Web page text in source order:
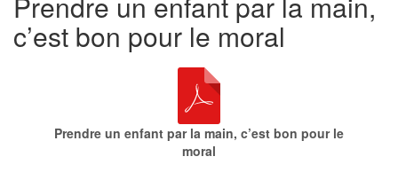
c’est bon pour le moral
Prendre un enfant par la main, c’est bon pour le
moral